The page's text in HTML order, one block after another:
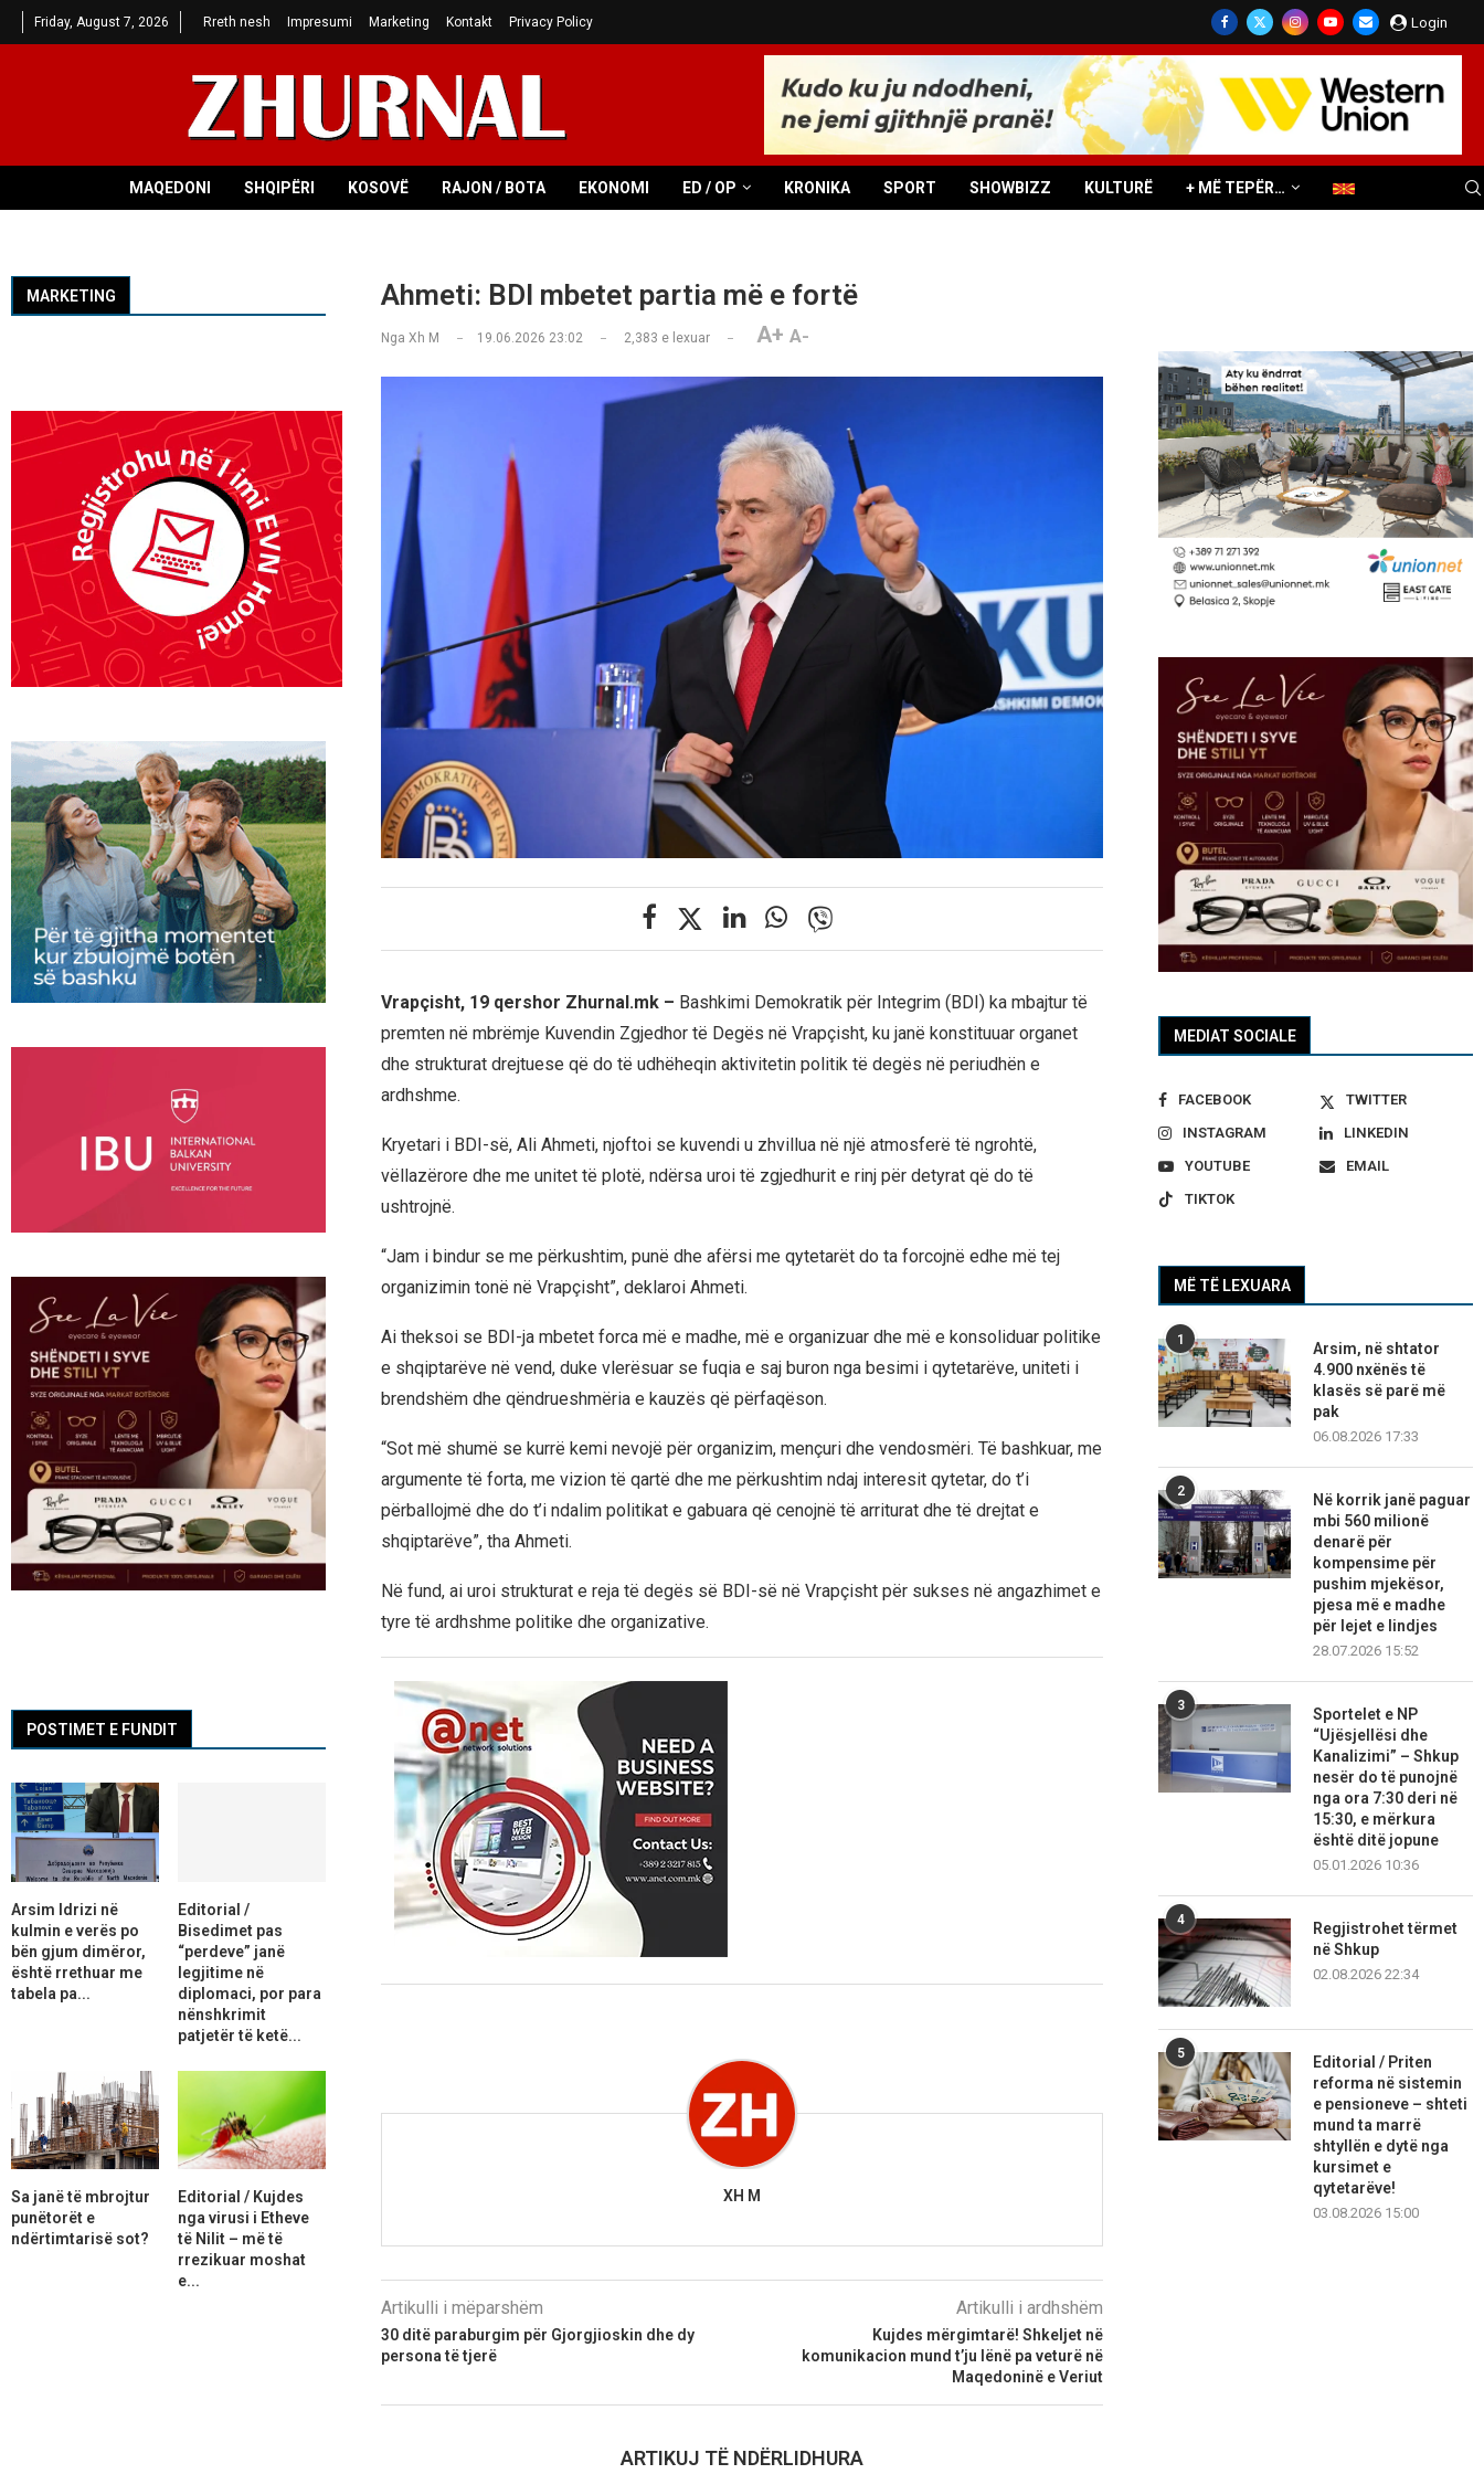
Friday, August 7, 2026 Rreth nesh Impresumi Marketing Kontakt Privacy Policy Login
MAQEDONI SHQIPËRI KOSOVË RAJON / BOTA EKONOMI ED / OP KRONIKA SPORT SHOWBIZZ KULTURË + MË TEPËR…
Ahmeti: BDI mbetet partia më e fortë
Nga Xh M 19.06.2026 23:02 2,383 e lexuar A+ A-
Vrapçisht, 19 qershor Zhurnal.mk – Bashkimi Demokratik për Integrim (BDI) ka mbajtur të
premten në mbrëmje Kuvendin Zgjedhor të Degës në Vrapçisht, ku janë konstituuar organet
dhe strukturat drejtuese që do të udhëheqin aktivitetin politik të degës në periudhën e
ardhshme.
Kryetari i BDI-së, Ali Ahmeti, njoftoi se kuvendi u zhvillua në një atmosferë të ngrohtë,
vëllazërore dhe me unitet të plotë, ndërsa uroi të zgjedhurit e rinj për detyrat që do të
ushtrojnë.
“Jam i bindur se me përkushtim, punë dhe afërsi me qytetarët do ta forcojnë edhe më tej
organizimin tonë në Vrapçisht”, deklaroi Ahmeti.
Ai theksoi se BDI-ja mbetet forca më e madhe, më e organizuar dhe më e konsoliduar politike
e shqiptarëve në vend, duke vlerësuar se fuqia e saj buron nga besimi i qytetarëve, uniteti i
brendshëm dhe qëndrueshmëria e kauzës që përfaqëson.
“Sot më shumë se kurrë kemi nevojë për organizim, mençuri dhe vendosmëri. Të bashkuar, me
argumente të forta, me vizion të qartë dhe me përkushtim ndaj interesit qytetar, do t’i
përballojmë dhe do t’i ndalim politikat e gabuara që cenojnë të arriturat dhe të drejtat e
shqiptarëve”, tha Ahmeti.
Në fund, ai uroi strukturat e reja të degës së BDI-së në Vrapçisht për sukses në angazhimet e
tyre të ardhshme politike dhe organizative.
XH M
Artikulli i mëparshëm
30 ditë paraburgim për Gjorgjioskin dhe dy
persona të tjerë
Artikulli i ardhshëm
Kujdes mërgimtarë! Shkeljet në
komunikacion mund t’ju lënë pa veturë në
Maqedoninë e Veriut
ARTIKUJ TË NDËRLIDHURA
MEDIAT SOCIALE
FACEBOOK
TWITTER
INSTAGRAM
LINKEDIN
YOUTUBE
EMAIL
TIKTOK
MË TË LEXUARA
1
Arsim, në shtator
4.900 nxënës të
klasës së parë më
pak
06.08.2026 17:33
2
Në korrik janë paguar
mbi 560 milionë
denarë për
kompensime për
pushim mjekësor,
pjesa më e madhe
për lejet e lindjes
28.07.2026 15:52
3
Sportelet e NP
“Ujësjellësi dhe
Kanalizimi” – Shkup
nesër do të punojnë
nga ora 7:30 deri në
15:30, e mërkura
është ditë jopune
05.01.2026 10:36
4
Regjistrohet tërmet
në Shkup
02.08.2026 22:34
5
Editorial / Priten
reforma në sistemin
e pensioneve – shteti
mund ta marrë
shtyllën e dytë nga
kursimet e
qytetarëve!
03.08.2026 15:00
MARKETING
POSTIMET E FUNDIT
Arsim Idrizi në
kulmin e verës po
bën gjum dimëror,
është rrethuar me
tabela pa...
Editorial /
Bisedimet pas
“perdeve” janë
legjitime në
diplomaci, por para
nënshkrimit
patjetër të ketë...
Sa janë të mbrojtur
punëtorët e
ndërtimtarisë sot?
Editorial / Kujdes
nga virusi i Etheve
të Nilit – më të
rrezikuar moshat
e...